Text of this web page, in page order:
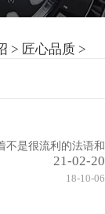
> 匠心品质 >
不是很流利的法语和
21-02-20
18-10-06